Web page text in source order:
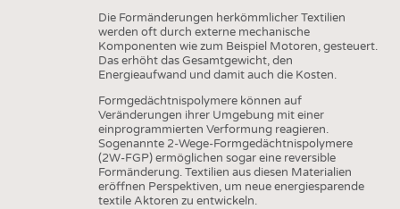
Die Formänderungen herkömmlicher Textilien
werden oft durch externe mechanische
Komponenten wie zum Beispiel Motoren, gesteuert.
Das erhöht das Gesamtgewicht, den
Energieaufwand und damit auch die Kosten.
Formgedächtnispolymere können auf
Veränderungen ihrer Umgebung mit einer
einprogrammierten Verformung reagieren.
Sogenannte 2-Wege-Formgedächtnispolymere
(2W-FGP) ermöglichen sogar eine reversible
Formänderung. Textilien aus diesen Materialien
eröffnen Perspektiven, um neue energiesparende
textile Aktoren zu entwickeln.